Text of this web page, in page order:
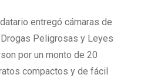
entregó cámaras de
Peligrosas y Leyes
por un monto de 20
compactos y de fácil